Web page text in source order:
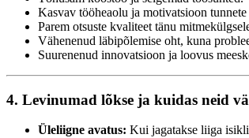
Kasvav tööheaolu ja motivatsioon
Parem otsuste kvaliteet tänu
Vähenenud läbipõlemise oht, kuna
Suurenenud innovatsioon ja loovus
4. Levinumad lõkse ja kuidas neid
Üleliigne avatus: Kui jagatakse liiga